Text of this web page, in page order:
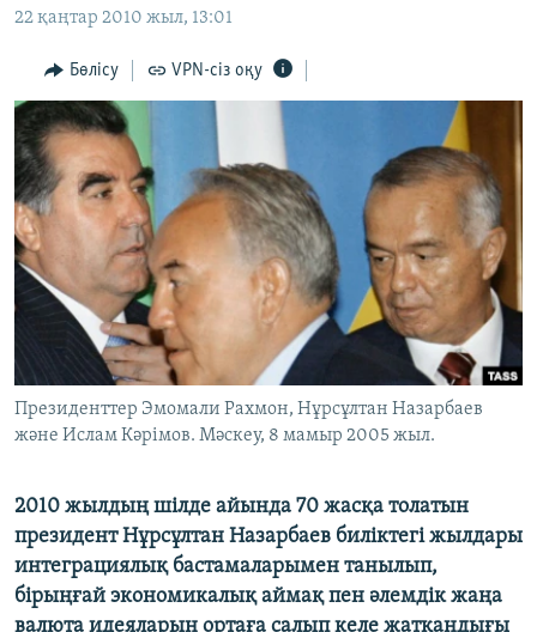
Skip
Search
ӘЛЕУМЕТ
ӘЛЕМ
АРНАЙЫ ЖОБАЛАР
Русский
ЖАЗЫЛЫҢЫЗ
Басқа тілдерде
22 қаңтар 2010 жыл, 13:01
Бөлісу VPN-сіз оқу
Президенттер Эмомали Рахмон, Нұрсұлтан Назарбаев
және Ислам Кәрімов. Мәскеу, 8 мамыр 2005 жыл.
2010 жылдың шілде айында 70 жасқа толатын
президент Нұрсұлтан Назарбаев биліктегі жылдары
интеграциялық бастамаларымен танылып,
бірыңғай экономикалық аймақ пен әлемдік жаңа
валюта идеяларын ортаға салып келе жатқандығы